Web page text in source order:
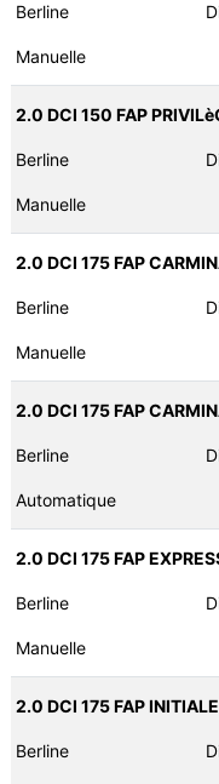
Berline
Manuelle
2.0 DCI 150 FAP
Berline
Manuelle
2.0 DCI 175 FAP
Berline
Manuelle
2.0 DCI 175 FAP
Berline
Automatique
2.0 DCI 175 FAP
Berline
Manuelle
2.0 DCI 175 FAP
Berline